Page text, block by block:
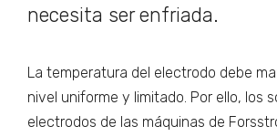
necesita ser enfriada.
La temperatura del electrodo debe
nivel uniforme y limitado. Por ello, los
electrodos de las máquinas de